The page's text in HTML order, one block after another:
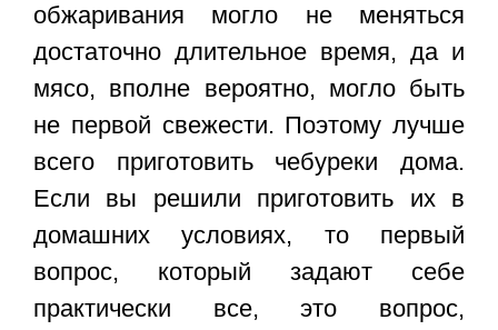
обжаривания могло не меняться
достаточно длительное время, да и
мясо, вполне вероятно, могло быть
не первой свежести. Поэтому лучше
всего приготовить чебуреки дома.
Если вы решили приготовить их в
домашних условиях, то первый
вопрос, который задают себе
практически все, это вопрос,